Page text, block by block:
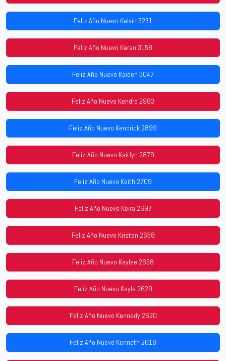
Feliz Año Nuevo Kelvin 3231
Feliz Año Nuevo Karen 3158
Feliz Año Nuevo Kaiden 3047
Feliz Año Nuevo Kendra 2983
Feliz Año Nuevo Kendrick 2899
Feliz Año Nuevo Kaitlyn 2879
Feliz Año Nuevo Keith 2709
Feliz Año Nuevo Keira 2697
Feliz Año Nuevo Kristen 2658
Feliz Año Nuevo Kaylee 2638
Feliz Año Nuevo Kayla 2629
Feliz Año Nuevo Kennedy 2620
Feliz Año Nuevo Kenneth 2618